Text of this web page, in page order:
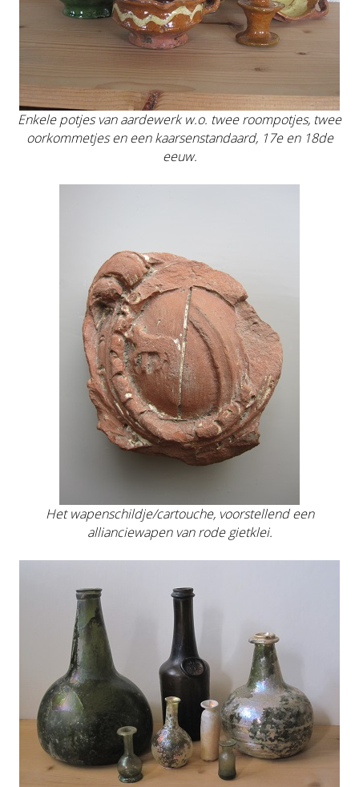
Enkele potjes van aardewerk w.o. twee roompotjes, twee
oorkommetjes en een kaarsenstandaard, 17e en 18de
eeuw.
Het wapenschildje/cartouche, voorstellend een
allianciewapen van rode gietklei.